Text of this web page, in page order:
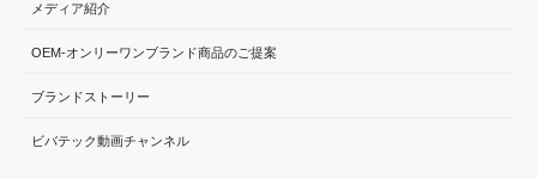
メディア紹介
OEM-オンリーワンブランド商品のご提案
ブランドストーリー
ビバテック動画チャンネル